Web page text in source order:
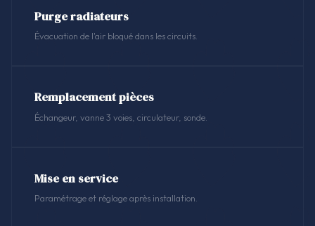
Purge radiateurs
Évacuation de l'air bloqué dans les circuits.
Remplacement pièces
Échangeur, vanne 3 voies, circulateur, sonde.
Mise en service
Paramétrage et réglage après installation.